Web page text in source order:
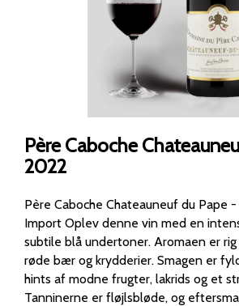
Père Caboche
2022
Père Caboche Chateauneuf du Pape -
Import Oplev denne vin med en intens rød nuance og
subtile blå undertoner. Aromaen er rig på kraftfulde
røde bær og krydderier. Smagen er fyldig og blød, med
hints af modne frugter, lakrids og et
Tanninerne er fløjlsbløde, og